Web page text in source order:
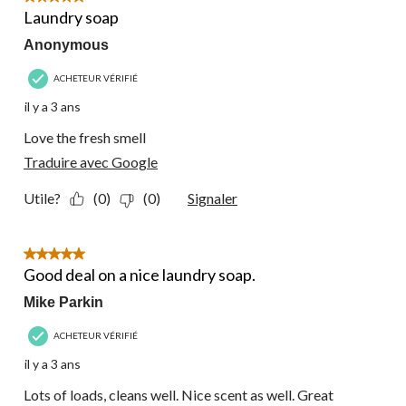
Laundry soap
Anonymous
ACHETEUR VÉRIFIÉ
il y a 3 ans
Love the fresh smell
Traduire avec Google
Utile? (0) (0) Signaler
5 étoile(s) sur 5.
Good deal on a nice laundry soap.
Mike Parkin
ACHETEUR VÉRIFIÉ
il y a 3 ans
Lots of loads, cleans well. Nice scent as well. Great